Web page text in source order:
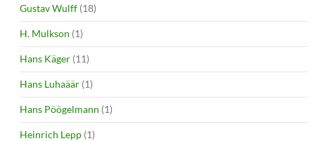
Gustav Wulff (18)
H. Mulkson (1)
Hans Käger (11)
Hans Luhaäär (1)
Hans Pöögelmann (1)
Heinrich Lepp (1)